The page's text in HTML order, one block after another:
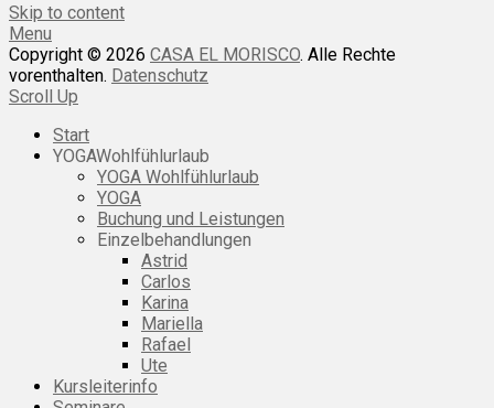
Skip to content
Menu
Copyright © 2026 CASA EL MORISCO. Alle Rechte
vorenthalten. Datenschutz
Scroll Up
Start
YOGAWohlfühlurlaub
YOGA Wohlfühlurlaub
YOGA
Buchung und Leistungen
Einzelbehandlungen
Astrid
Carlos
Karina
Mariella
Rafael
Ute
Kursleiterinfo